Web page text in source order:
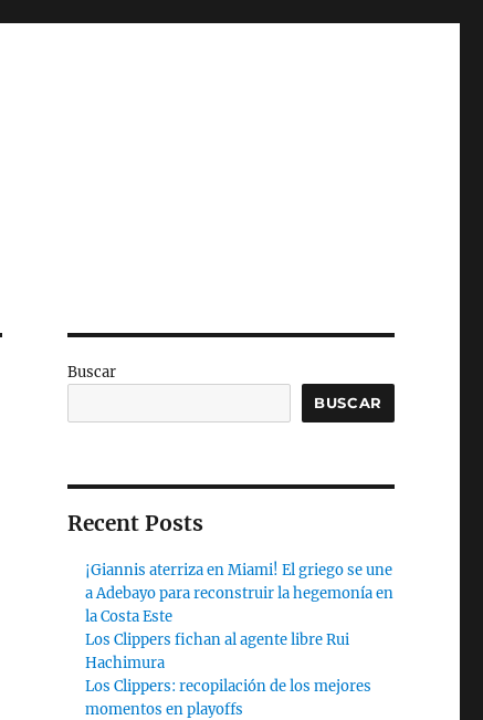
Buscar
BUSCAR
Recent Posts
¡Giannis aterriza en Miami! El griego se une
a Adebayo para reconstruir la hegemonía en
la Costa Este
Los Clippers fichan al agente libre Rui
Hachimura
Los Clippers: recopilación de los mejores
momentos en playoffs